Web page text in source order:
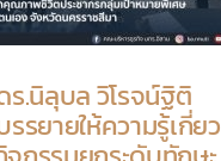
ร.นิลุบล วิโรจน์ฐิติ
รยายให้ความรู้เกี่ยว